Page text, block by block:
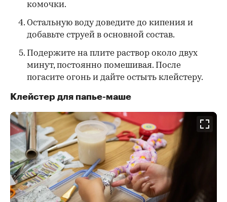
комочки.
Остальную воду доведите до кипения и
добавьте струей в основной состав.
Подержите на плите раствор около двух
минут, постоянно помешивая. После
погасите огонь и дайте остыть клейстеру.
Клейстер для папье-маше